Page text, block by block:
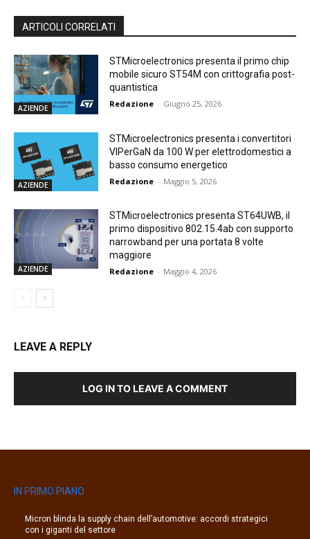
ARTICOLI CORRELATI
AZIENDE
STMicroelectronics presenta il primo chip
mobile sicuro ST54M con crittografia post-
quantistica
Redazione - Giugno 25, 2026
AZIENDE
STMicroelectronics presenta i convertitori
VIPerGaN da 100 W per elettrodomestici a
basso consumo energetico
Redazione - Maggio 5, 2026
AZIENDE
STMicroelectronics presenta ST64UWB, il
primo dispositivo 802.15.4ab con supporto
narrowband per una portata 8 volte
maggiore
Redazione - Maggio 4, 2026
LEAVE A REPLY
LOG IN TO LEAVE A COMMENT
IN PRIMO PIANO
Micron blinda la supply chain dell’automotive: accordi strategici
con i giganti del settore